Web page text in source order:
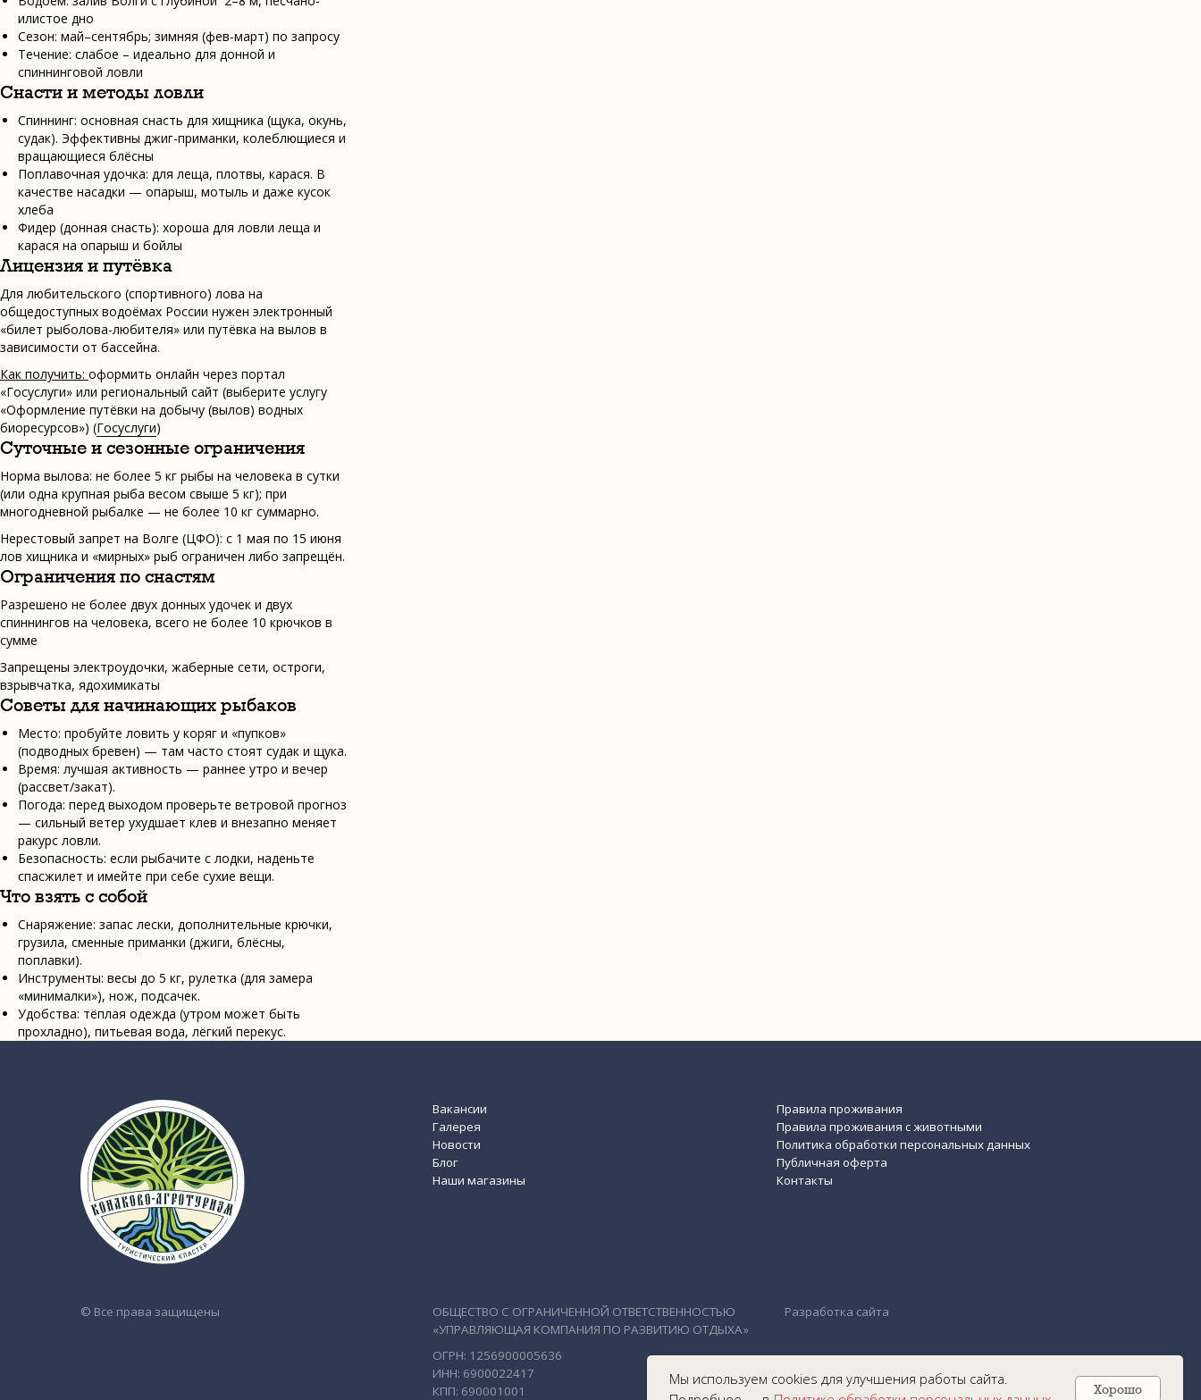
Мы используем cookies для улучшения работы сайта.
Хорошо
илистое дно
Сезон: май–сентябрь; зимняя (фев-март) по запросу
Течение: слабое – идеально для донной и
спиннинговой ловли
Спиннинг: основная снасть для хищника (щука, окунь,
судак). Эффективны джиг-приманки, колеблющиеся и
вращающиеся блёсны
Поплавочная удочка: для леща, плотвы, карася. В
качестве насадки — опарыш, мотыль и даже кусок
хлеба
Фидер (донная снасть): хороша для ловли леща и
карася на опарыш и бойлы
Снасти и методы ловли
Для любительского (спортивного) лова на
общедоступных водоёмах России нужен электронный
«билет рыболова-любителя» или путёвка на вылов в
зависимости от бассейна.
Как получить: оформить онлайн через портал
«Госуслуги» или региональный сайт (выберите услугу
«Оформление путёвки на добычу (вылов) водных
биоресурсов») (Госуслуги)
Лицензия и путёвка
Норма вылова: не более 5 кг рыбы на человека в сутки
(или одна крупная рыба весом свыше 5 кг); при
многодневной рыбалке — не более 10 кг суммарно.
Нерестовый запрет на Волге (ЦФО): с 1 мая по 15 июня
лов хищника и «мирных» рыб ограничен либо запрещён.
Суточные и сезонные ограничения
Разрешено не более двух донных удочек и двух
спиннингов на человека, всего не более 10 крючков в
сумме
Запрещены электроудочки, жаберные сети, остроги,
взрывчатка, ядохимикаты
Ограничения по снастям
Место: пробуйте ловить у коряг и «пупков»
(подводных бревен) — там часто стоят судак и щука.
Время: лучшая активность — раннее утро и вечер
(рассвет/закат).
Погода: перед выходом проверьте ветровой прогноз
— сильный ветер ухудшает клев и внезапно меняет
ракурс ловли.
Безопасность: если рыбачите с лодки, наденьте
спасжилет и имейте при себе сухие вещи.
Советы для начинающих рыбаков
Снаряжение: запас лески, дополнительные крючки,
грузила, сменные приманки (джиги, блёсны,
поплавки).
Инструменты: весы до 5 кг, рулетка (для замера
«минималки»), нож, подсачек.
Удобства: тёплая одежда (утром может быть
прохладно), питьевая вода, лёгкий перекус.
Что взять с собой
© Все права защищены